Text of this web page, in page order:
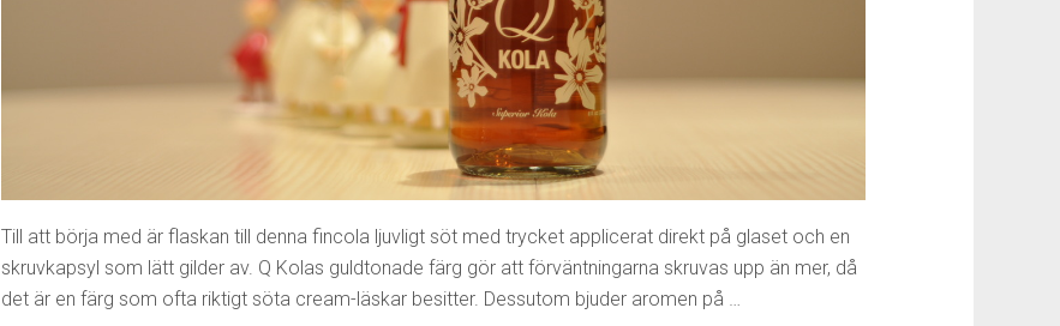
Till att börja med är flaskan till denna fincola ljuvligt söt med trycket applicerat direkt på glaset och en
skruvkapsyl som lätt gilder av. Q Kolas guldtonade färg gör att förväntningarna skruvas upp än mer, då
det är en färg som ofta riktigt söta cream-läskar besitter. Dessutom bjuder aromen på …